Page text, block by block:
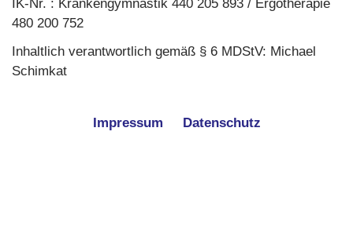
IK-Nr. : Krankengymnastik 440 205 893 / Ergotherapie
480 200 752
Inhaltlich verantwortlich gemäß § 6 MDStV: Michael
Schimkat
Impressum Datenschutz